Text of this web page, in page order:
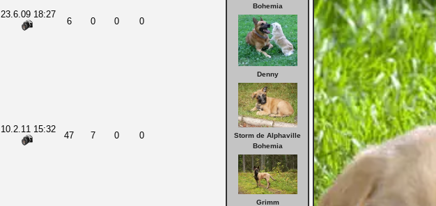
Bohemia
Denny
Storm de Alphaville
Bohemia
Grimm
23.6.09 18:27
6 0 0 0
10.2.11 15:32
47 7 0 0